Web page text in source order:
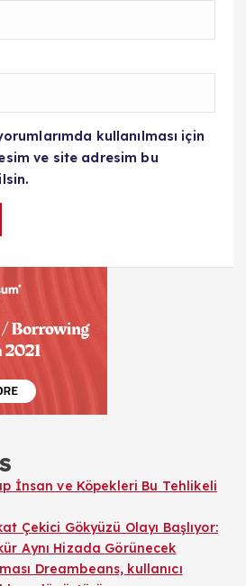
kullanılması için
ve site adresim bu
İnsan ve Köpekleri Bu Tehlikeli
Çekici Gökyüzü Olayı Başlıyor:
Aynı Hizada Görünecek
Dreambeans, kullanıcı